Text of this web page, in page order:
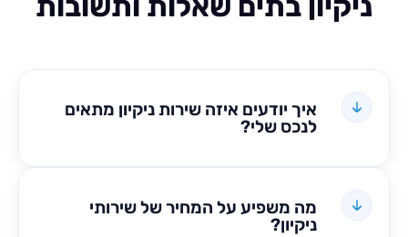
איך יודעים איזה שירות ניקיון מתאים
לנכס שלי?
מה משפיע על המחיר של שירותי
ניקיון?